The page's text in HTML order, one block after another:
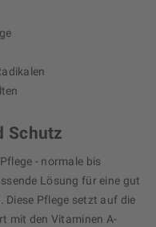
Schutz
- normale bis
Lösung für eine gut
Pflege setzt auf die
mit den Vitaminen A-